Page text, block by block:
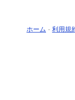
ホーム - 利用規